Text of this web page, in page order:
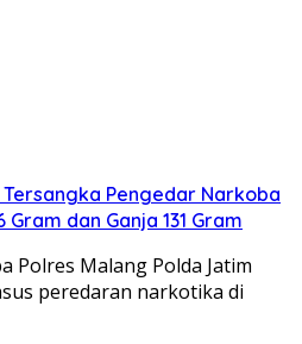
Pengedar Narkoba
dan Ganja 131 Gram
Polres Malang Polda Jatim
peredaran narkotika di